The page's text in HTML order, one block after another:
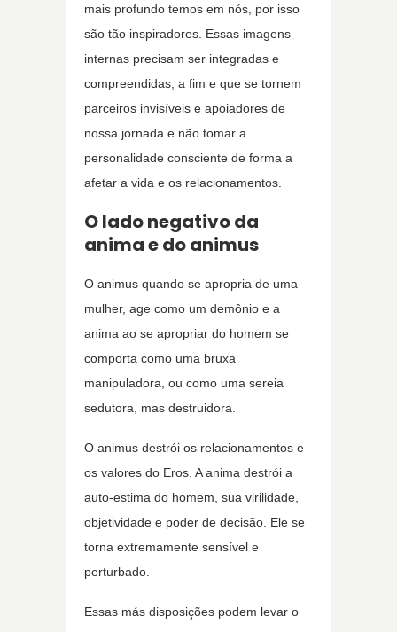
mais profundo temos em nós, por isso
são tão inspiradores. Essas imagens
internas precisam ser integradas e
compreendidas, a fim e que se tornem
parceiros invisíveis e apoiadores de
nossa jornada e não tomar a
personalidade consciente de forma a
afetar a vida e os relacionamentos.
O lado negativo da
anima e do animus
O animus quando se apropria de uma
mulher, age como um demônio e a
anima ao se apropriar do homem se
comporta como uma bruxa
manipuladora, ou como uma sereia
sedutora, mas destruidora.
O animus destrói os relacionamentos e
os valores do Eros. A anima destrói a
auto-estima do homem, sua virilidade,
objetividade e poder de decisão. Ele se
torna extremamente sensível e
perturbado.
Essas más disposições podem levar o